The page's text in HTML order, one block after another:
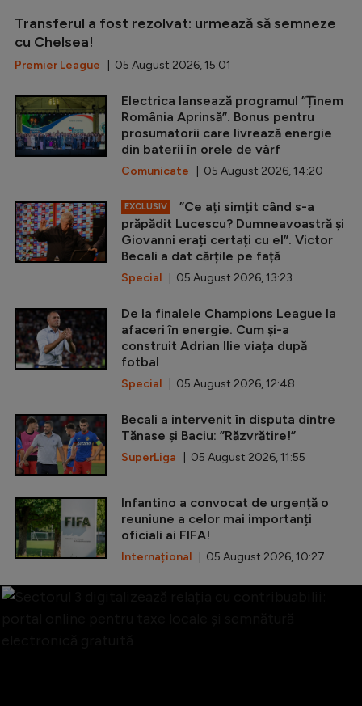
Transferul a fost rezolvat: urmează să semneze
cu Chelsea!
Premier League | 05 August 2026, 15:01
Electrica lansează programul ”Ținem
România Aprinsă”. Bonus pentru
prosumatorii care livrează energie
din baterii în orele de vârf
Comunicate | 05 August 2026, 14:20
EXCLUSIV
”Ce ați simțit când s-a
prăpădit Lucescu? Dumneavoastră și
Giovanni erați certați cu el”. Victor
Becali a dat cărțile pe față
Special | 05 August 2026, 13:23
De la finalele Champions League la
afaceri în energie. Cum și-a
construit Adrian Ilie viața după
fotbal
Special | 05 August 2026, 12:48
Becali a intervenit în disputa dintre
Tănase și Baciu: ”Răzvrătire!”
SuperLiga | 05 August 2026, 11:55
Infantino a convocat de urgență o
reuniune a celor mai importanți
oficiali ai FIFA!
Internațional | 05 August 2026, 10:27